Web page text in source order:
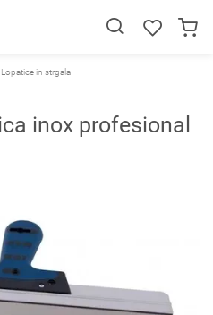
Lopatice in strgala
inox profesional